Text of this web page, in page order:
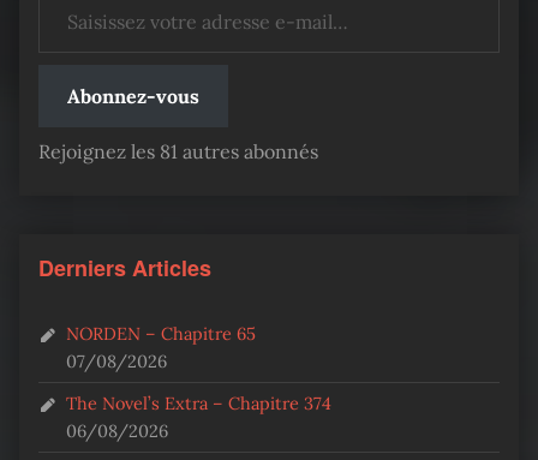
Abonnez-vous
Rejoignez les 81 autres abonnés
Derniers Articles
NORDEN – Chapitre 65
07/08/2026
The Novel’s Extra – Chapitre 374
06/08/2026